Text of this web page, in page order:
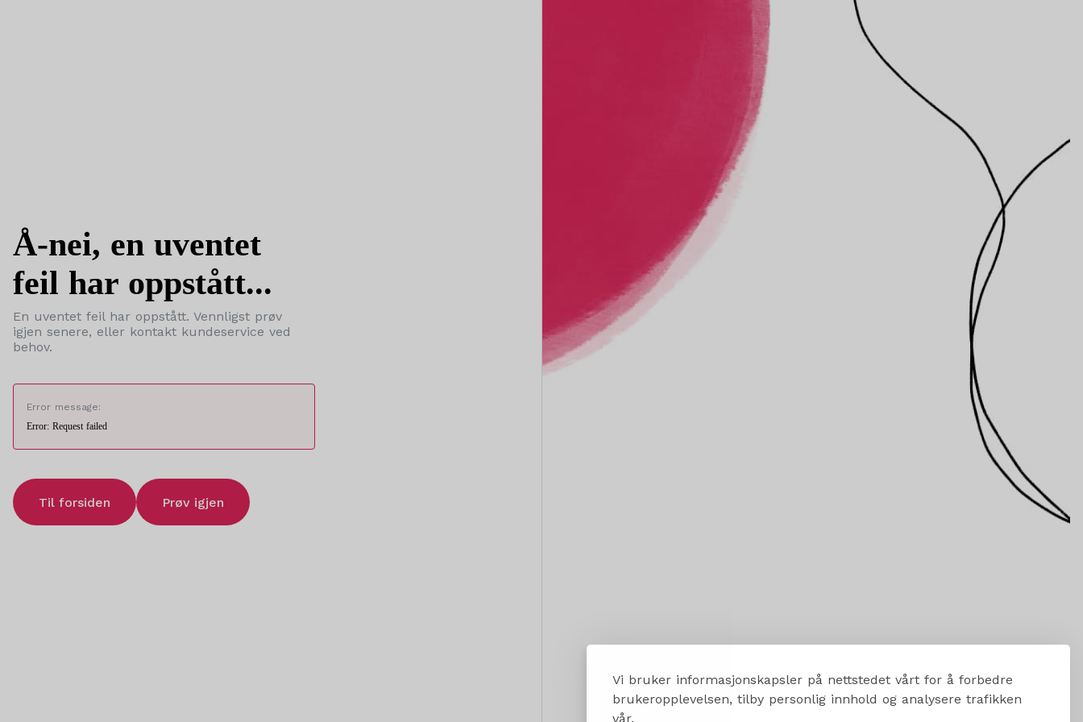
Vi bruker informasjonskapsler på nettstedet vårt for å forbedre
brukeropplevelsen, tilby personlig innhold og analysere trafikken
vår.
Å-nei, en uventet
feil har oppstått...
En uventet feil har oppstått. Vennligst prøv
igjen senere, eller kontakt kundeservice ved
behov.
Error message:
Error: Request failed
Til forsiden Prøv igjen